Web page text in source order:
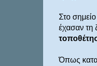
Στο
έχασαν τη
Όπως